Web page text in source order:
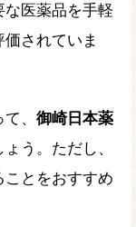
な医薬品を手軽
されていま
、 御崎日本薬
う。ただし、
とをおすすめ